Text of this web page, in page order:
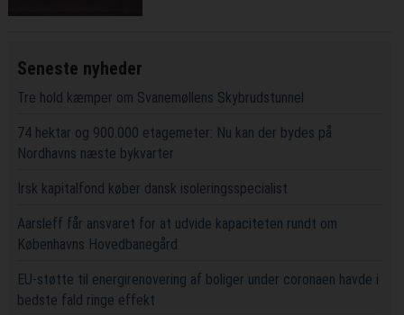
Seneste nyheder
Tre hold kæmper om Svanemøllens Skybrudstunnel
74 hektar og 900.000 etagemeter: Nu kan der bydes på
Nordhavns næste bykvarter
Irsk kapitalfond køber dansk isoleringsspecialist
Aarsleff får ansvaret for at udvide kapaciteten rundt om
Københavns Hovedbanegård
EU-støtte til energirenovering af boliger under coronaen havde i
bedste fald ringe effekt